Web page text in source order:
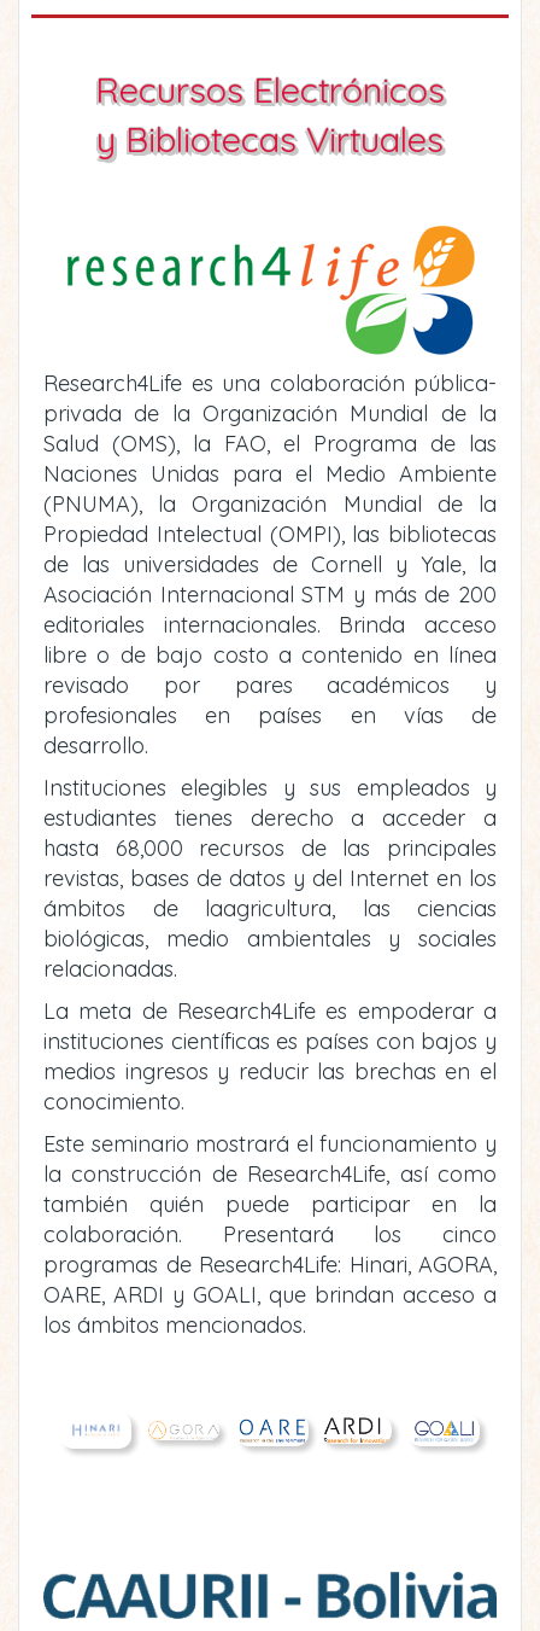
Recursos Electrónicos
y Bibliotecas Virtuales
Research4Life es una colaboración pública-
privada de la Organización Mundial de la
Salud (OMS), la FAO, el Programa de las
Naciones Unidas para el Medio Ambiente
(PNUMA), la Organización Mundial de la
Propiedad Intelectual (OMPI), las bibliotecas
de las universidades de Cornell y Yale, la
Asociación Internacional STM y más de 200
editoriales internacionales. Brinda acceso
libre o de bajo costo a contenido en línea
revisado por pares académicos y
profesionales en países en vías de
desarrollo.
Instituciones elegibles y sus empleados y
estudiantes tienes derecho a acceder a
hasta 68,000 recursos de las principales
revistas, bases de datos y del Internet en los
ámbitos de laagricultura, las ciencias
biológicas, medio ambientales y sociales
relacionadas.
La meta de Research4Life es empoderar a
instituciones científicas es países con bajos y
medios ingresos y reducir las brechas en el
conocimiento.
Este seminario mostrará el funcionamiento y
la construcción de Research4Life, así como
también quién puede participar en la
colaboración. Presentará los cinco
programas de Research4Life: Hinari, AGORA,
OARE, ARDI y GOALI, que brindan acceso a
los ámbitos mencionados.